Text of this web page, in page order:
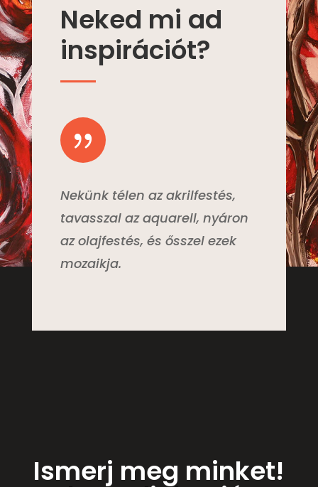
Neked mi ad
inspirációt?
{
Nekünk télen az akrilfestés,
tavasszal az aquarell, nyáron
az olajfestés, és ősszel ezek
mozaikja.
Ismerj meg minket!